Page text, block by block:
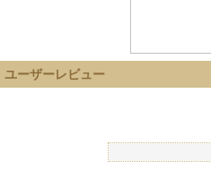
ユーザーレビュー